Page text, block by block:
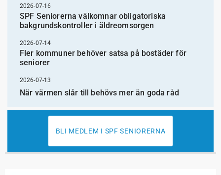
2026-07-16
SPF Seniorerna välkomnar obligatoriska
bakgrundskontroller i äldreomsorgen
2026-07-14
Fler kommuner behöver satsa på bostäder för
seniorer
2026-07-13
När värmen slår till behövs mer än goda råd
BLI MEDLEM I SPF SENIORERNA